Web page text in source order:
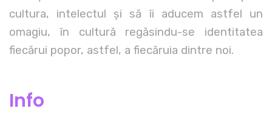
cultura, intelectul și să îi aducem astfel un
omagiu, în cultură regăsindu-se identitatea
fiecărui popor, astfel, a fiecăruia dintre noi.
Info